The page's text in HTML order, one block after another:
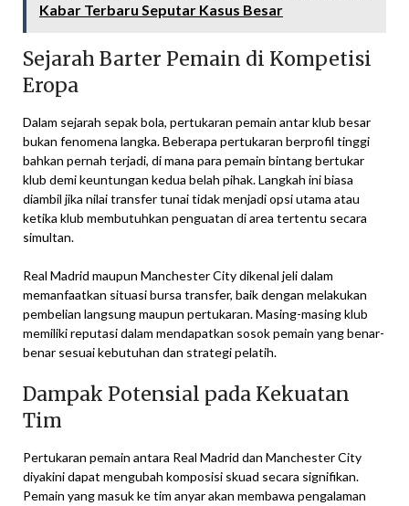
Kabar Terbaru Seputar Kasus Besar
Sejarah Barter Pemain di Kompetisi
Eropa
Dalam sejarah sepak bola, pertukaran pemain antar klub besar
bukan fenomena langka. Beberapa pertukaran berprofil tinggi
bahkan pernah terjadi, di mana para pemain bintang bertukar
klub demi keuntungan kedua belah pihak. Langkah ini biasa
diambil jika nilai transfer tunai tidak menjadi opsi utama atau
ketika klub membutuhkan penguatan di area tertentu secara
simultan.
Real Madrid maupun Manchester City dikenal jeli dalam
memanfaatkan situasi bursa transfer, baik dengan melakukan
pembelian langsung maupun pertukaran. Masing-masing klub
memiliki reputasi dalam mendapatkan sosok pemain yang benar-
benar sesuai kebutuhan dan strategi pelatih.
Dampak Potensial pada Kekuatan
Tim
Pertukaran pemain antara Real Madrid dan Manchester City
diyakini dapat mengubah komposisi skuad secara signifikan.
Pemain yang masuk ke tim anyar akan membawa pengalaman